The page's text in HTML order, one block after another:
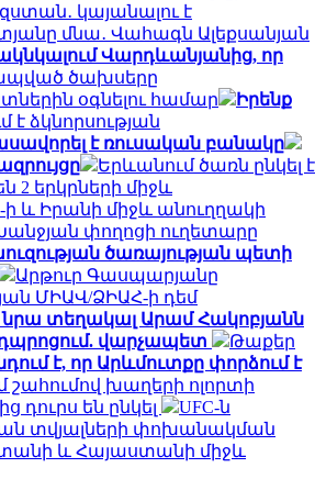
կայանալու է
մնա․ Վահագն Ալեքսանյան
ակնկալում Վարդևանյանից, որ
ծախսերը
օգնելու համար
Իրենք
է ձկնորսության
է ռուսական բանակը
Երևանում ծառն ընկել է
2 երկրների միջև
ի և Իրանի միջև անուղղակի
փողոցի ուղետարը
ծառայության պետի
Արթուր Գասպարյանը
ՄԻԱՎ/ՁԻԱՀ-ի դեմ
նրա տեղակալ Արամ Հակոբյանն
վարչապետ
Թաքեր
է, որ Արևմուտքը փորձում է
խաղերի ոլորտի
դուրս են ընկել
UFC-ն
տվյալների փոխանակման
և Հայաստանի միջև